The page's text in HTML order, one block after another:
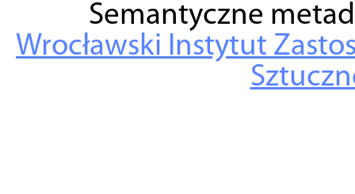
Semantyczne
Wrocławski Instytut